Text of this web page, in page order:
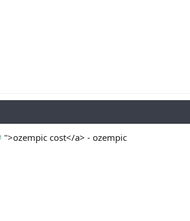
">ozempic cost</a> - ozempic